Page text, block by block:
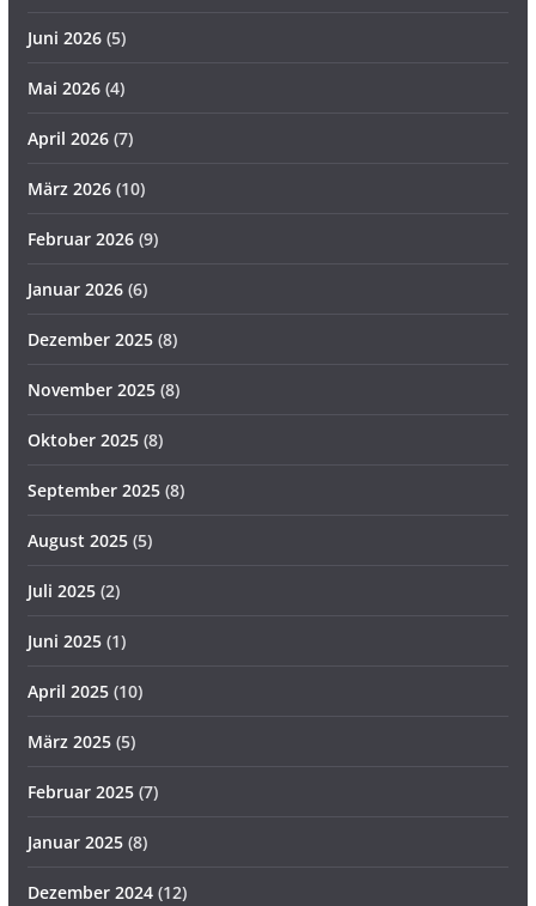
Juni 2026(5)
Mai 2026(4)
April 2026(7)
März 2026(10)
Februar 2026(9)
Januar 2026(6)
Dezember 2025(8)
November 2025(8)
Oktober 2025(8)
September 2025(8)
August 2025(5)
Juli 2025(2)
Juni 2025(1)
April 2025(10)
März 2025(5)
Februar 2025(7)
Januar 2025(8)
Dezember 2024(12)